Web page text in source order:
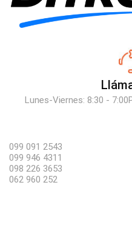
Lunes-Viernes: 8:30 -
099 091 2543
099 946 4311
098 226 3653
062 960 252